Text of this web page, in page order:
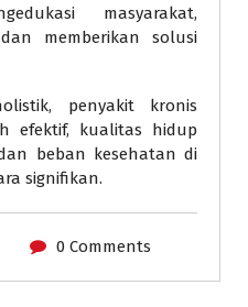
masyarakat,
memberikan solusi
penyakit kronis
efektif, kualitas hidup
beban kesehatan di
signifikan.
0 Comments